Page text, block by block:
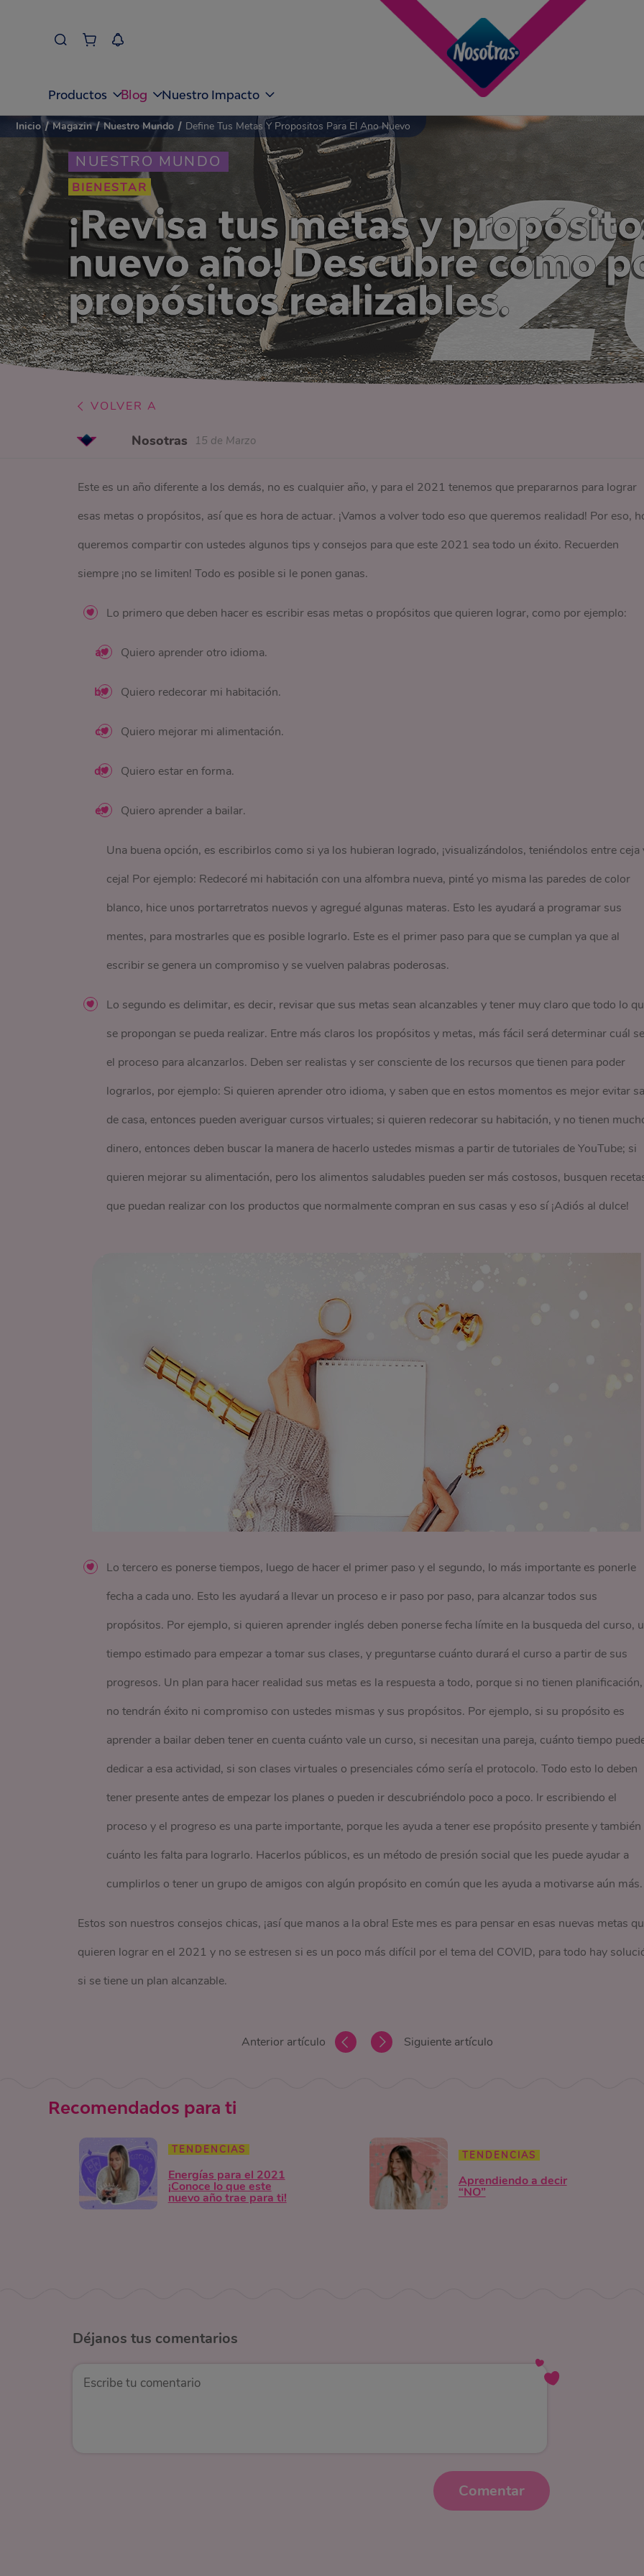
Productos Blog Nuestro Impacto
NUESTRO MUNDO
BIENESTAR
¡Revisa tus metas y
nuevo año! Descubre cómo
propósitos realizables.
Inicio / Magazin / Nuestro Mundo / Define Tus Metas Y Propositos Para El Ano Nuevo
VOLVER A
Nosotras 15 de Marzo
Este es un año diferente a los demás, no es cualquier año, y para el 2021 tenemos que prepararnos para lograr
esas metas o propósitos, así que es hora de actuar. ¡Vamos a volver todo eso que queremos realidad! Por eso,
queremos compartir con ustedes algunos tips y consejos para que este 2021 sea todo un éxito. Recuerden
siempre ¡no se limiten! Todo es posible si le ponen ganas.
Lo primero que deben hacer es escribir esas metas o propósitos que quieren lograr, como por ejemplo:
Quiero aprender otro idioma.
Quiero redecorar mi habitación.
Quiero mejorar mi alimentación.
Quiero estar en forma.
Quiero aprender a bailar.
Una buena opción, es escribirlos como si ya los hubieran logrado, ¡visualizándolos, teniéndolos entre ceja
ceja! Por ejemplo: Redecoré mi habitación con una alfombra nueva, pinté yo misma las paredes de color
blanco, hice unos portarretratos nuevos y agregué algunas materas. Esto les ayudará a programar sus
mentes, para mostrarles que es posible lograrlo. Este es el primer paso para que se cumplan ya que al
escribir se genera un compromiso y se vuelven palabras poderosas.
Lo segundo es delimitar, es decir, revisar que sus metas sean alcanzables y tener muy claro que todo lo
se propongan se pueda realizar. Entre más claros los propósitos y metas, más fácil será determinar cuál
el proceso para alcanzarlos. Deben ser realistas y ser consciente de los recursos que tienen para poder
lograrlos, por ejemplo: Si quieren aprender otro idioma, y saben que en estos momentos es mejor evitar
de casa, entonces pueden averiguar cursos virtuales; si quieren redecorar su habitación, y no tienen
dinero, entonces deben buscar la manera de hacerlo ustedes mismas a partir de tutoriales de YouTube; si
quieren mejorar su alimentación, pero los alimentos saludables pueden ser más costosos, busquen
que puedan realizar con los productos que normalmente compran en sus casas y eso sí ¡Adiós al dulce!
Lo tercero es ponerse tiempos, luego de hacer el primer paso y el segundo, lo más importante es ponerle
fecha a cada uno. Esto les ayudará a llevar un proceso e ir paso por paso, para alcanzar todos sus
propósitos. Por ejemplo, si quieren aprender inglés deben ponerse fecha límite en la busqueda del curso,
tiempo estimado para empezar a tomar sus clases, y preguntarse cuánto durará el curso a partir de sus
progresos. Un plan para hacer realidad sus metas es la respuesta a todo, porque si no tienen planificación,
no tendrán éxito ni compromiso con ustedes mismas y sus propósitos. Por ejemplo, si su propósito es
aprender a bailar deben tener en cuenta cuánto vale un curso, si necesitan una pareja, cuánto tiempo
dedicar a esa actividad, si son clases virtuales o presenciales cómo sería el protocolo. Todo esto lo deben
tener presente antes de empezar los planes o pueden ir descubriéndolo poco a poco. Ir escribiendo el
proceso y el progreso es una parte importante, porque les ayuda a tener ese propósito presente y también
cuánto les falta para lograrlo. Hacerlos públicos, es un método de presión social que les puede ayudar a
cumplirlos o tener un grupo de amigos con algún propósito en común que les ayuda a motivarse aún más.
Estos son nuestros consejos chicas, ¡así que manos a la obra! Este mes es para pensar en esas nuevas metas
quieren lograr en el 2021 y no se estresen si es un poco más difícil por el tema del COVID, para todo hay
si se tiene un plan alcanzable.
Anterior artículo Siguiente artículo
Recomendados para ti
TENDENCIAS
Energías para el 2021
¡Conoce lo que este
nuevo año trae para ti!
TENDENCIAS
Aprendiendo a decir
“NO”
Déjanos tus comentarios
Comentar